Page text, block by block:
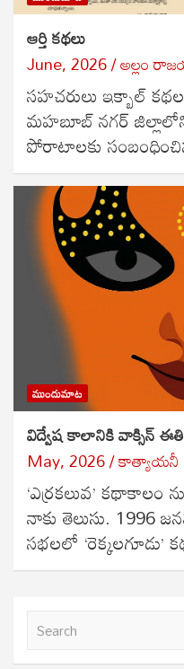
ఆర్తి కథలు
June, 2026 అల్లం
సహచరులు ఇక్బాల్ కథల
మహబూబ్ నగర్
పోరాటాలకు
ముందుమాట
విద్వేష కాలానికి వాక్సిన్
May, 2026 కాత్యాయనీ
‘ఎర్రకలువ’ కథాకాలం
నాకు తెలుసు. 1996
సభలలో ‘రెక్కలగూడు’